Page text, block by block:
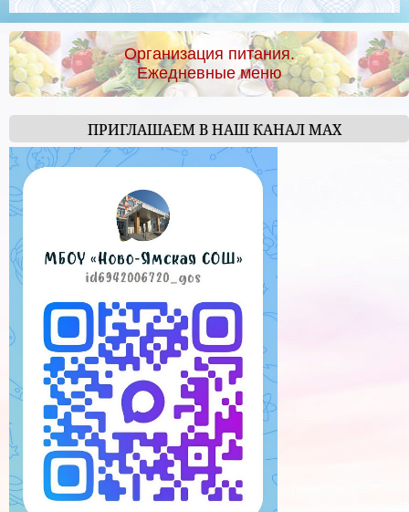
Организация питания.
Ежедневные меню
ПРИГЛАШАЕМ В НАШ КАНАЛ МАХ